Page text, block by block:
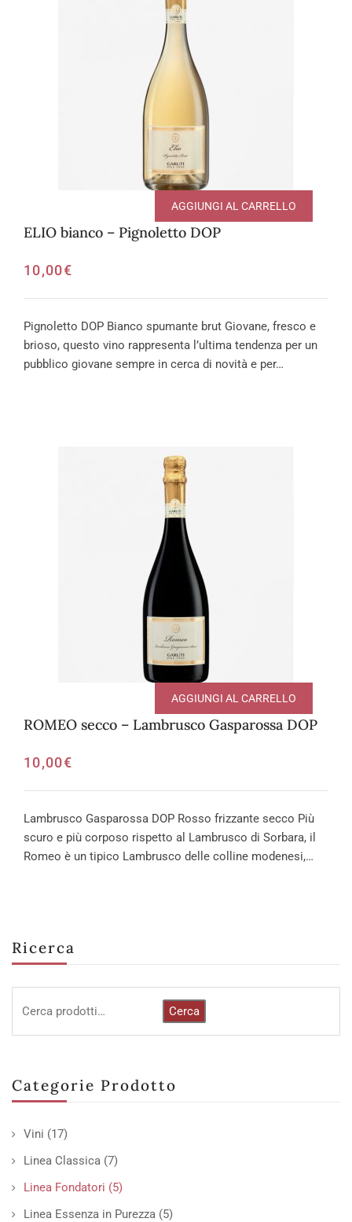
Ricerca
Cerca
Categorie Prodotto
Vini (17)
Linea Classica (7)
Linea Fondatori (5)
Linea Essenza in Purezza (5)
ELIO bianco – Pignoletto DOP
10,00€
AGGIUNGI AL CARRELLO
Pignoletto DOP Bianco spumante brut Giovane, fresco e
brioso, questo vino rappresenta l’ultima tendenza per un
pubblico giovane sempre in cerca di novità e per…
ROMEO secco – Lambrusco Gasparossa DOP
10,00€
AGGIUNGI AL CARRELLO
Lambrusco Gasparossa DOP Rosso frizzante secco Più
scuro e più corposo rispetto al Lambrusco di Sorbara, il
Romeo è un tipico Lambrusco delle colline modenesi,…